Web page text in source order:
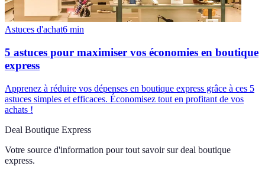
Astuces d'achat6 min
5 astuces pour maximiser vos économies en boutique
express
Apprenez à réduire vos dépenses en boutique express grâce à ces 5
astuces simples et efficaces. Économisez tout en profitant de vos
achats !
Deal Boutique Express
Votre source d'information pour tout savoir sur deal boutique
express.